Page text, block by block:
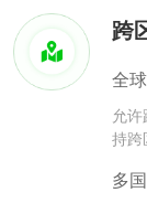
跨
全
允
持跨
多